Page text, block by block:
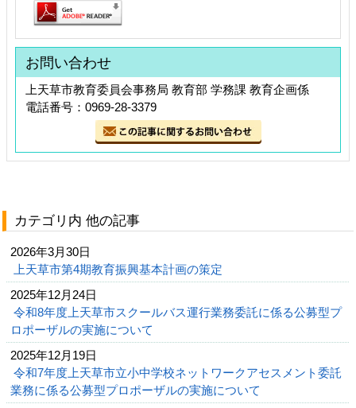
お問い合わせ
上天草市教育委員会事務局 教育部 学務課 教育企画係
電話番号：0969-28-3379
カテゴリ内 他の記事
2026年3月30日
上天草市第4期教育振興基本計画の策定
2025年12月24日
令和8年度上天草市スクールバス運行業務委託に係る公募型プ
ロポーザルの実施について
2025年12月19日
令和7年度上天草市立小中学校ネットワークアセスメント委託
業務に係る公募型プロポーザルの実施について